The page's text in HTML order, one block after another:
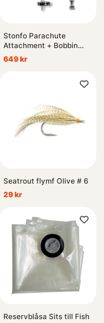
Stonfo Parachute
Attachment + Bobbin
Rest
649 kr
Seatrout flymf Olive # 6
29 kr
Reservblåsa Sits till Fish